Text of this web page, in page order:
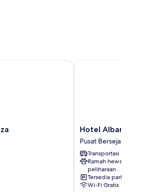
Hotel
Albani
Firenze
Pusat
Bersejarah
Florence
Hotel Albani Firenze
Pusat Bersejarah
Transportasi bandara
Ramah hewan
peliharaan
Tersedia parkir
Wi-Fi Gratis
Hotel Albani Firenze